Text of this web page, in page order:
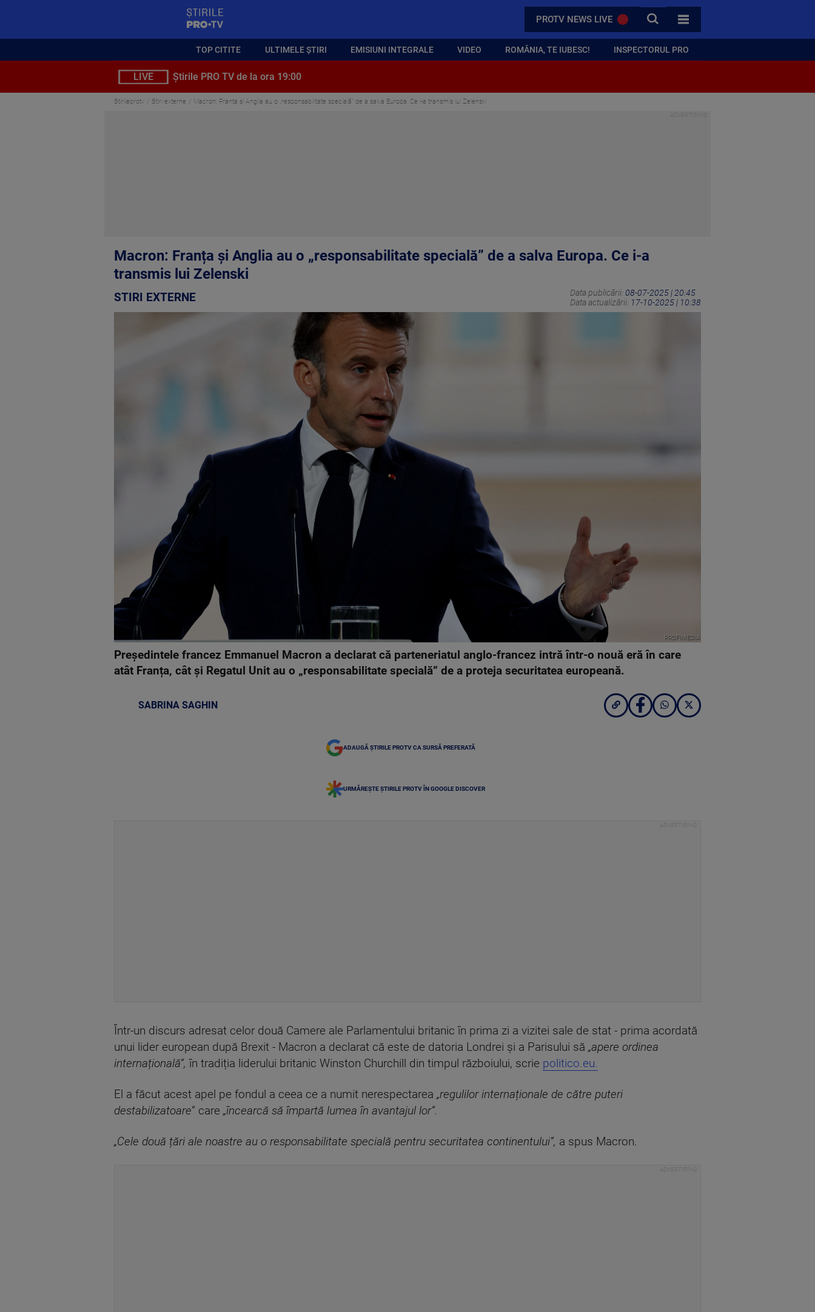
PROTV NEWS LIVE CAUTA
TOATE CATEGORIILE
TOP CITITE ULTIMELE ȘTIRI EMISIUNI INTEGRALE VIDEO ROMÂNIA, TE IUBESC! INSPECTORUL PRO
LIVE Știrile PRO TV de la ora 19:00
Stirileprotv Stiri externe Macron: Franța și Anglia au o „responsabilitate specială” de a salva Europa. Ce i-a transmis lui Zelenski
Macron: Franța și Anglia au o „responsabilitate specială” de a salva Europa. Ce i-a
transmis lui Zelenski
STIRI EXTERNE Data publicării: 08-07-2025 | 20:45
Data actualizării: 17-10-2025 | 10:38
PROFIMEDIA
Președintele francez Emmanuel Macron a declarat că parteneriatul anglo-francez intră într-o nouă eră în care
atât Franța, cât și Regatul Unit au o „responsabilitate specială” de a proteja securitatea europeană.
SABRINA SAGHIN
ADAUGĂ ȘTIRILE PROTV CA SURSĂ PREFERATĂ
URMĂREȘTE ȘTIRILE PROTV ÎN GOOGLE DISCOVER
Într-un discurs adresat celor două Camere ale Parlamentului britanic în prima zi a vizitei sale de stat - prima acordată
unui lider european după Brexit - Macron a declarat că este de datoria Londrei și a Parisului să „apere ordinea
internațională”, în tradiția liderului britanic Winston Churchill din timpul războiului, scrie politico.eu.
El a făcut acest apel pe fondul a ceea ce a numit nerespectarea „regulilor internaționale de către puteri
destabilizatoare” care „încearcă să împartă lumea în avantajul lor”.
„Cele două țări ale noastre au o responsabilitate specială pentru securitatea continentului”, a spus Macron.